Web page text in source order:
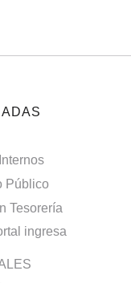
Público
Tesorería
ingresa